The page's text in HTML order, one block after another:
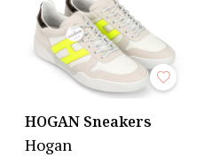
HOGAN Sneakers
Hogan